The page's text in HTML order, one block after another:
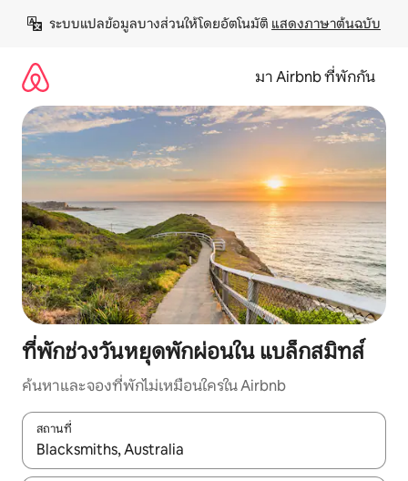
เนื้อหา
ระบบแปลข้อมูลบางส่วนให้โดยอัตโนมัติ แสดงภาษาต้นฉบับ
มา Airbnb ที่พักกัน
ที่พักช่วงวันหยุดพักผ่อนใน แบล็กสมิทส์
ค้นหาและจองที่พักไม่เหมือนใครใน Airbnb
สถานที่
ใช้ลูกศรขึ้นลง หรือใช้การสัมผัสหรือปัด เพื่อสำรวจผลการค้นหา